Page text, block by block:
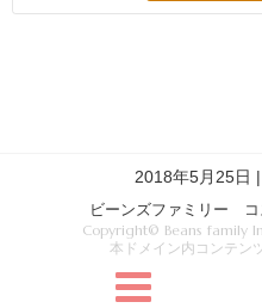
2018年5月25日
ビーンズファミリー コ
Copyright© Beans family
本ドメイン内コンテン